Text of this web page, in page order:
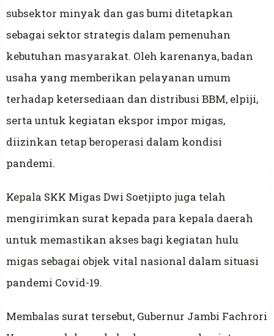
subsektor minyak dan gas bumi ditetapkan
sebagai sektor strategis dalam pemenuhan
kebutuhan masyarakat. Oleh karenanya, badan
usaha yang memberikan pelayanan umum
terhadap ketersediaan dan distribusi BBM, elpiji,
serta untuk kegiatan ekspor impor migas,
diizinkan tetap beroperasi dalam kondisi
pandemi.
Kepala SKK Migas Dwi Soetjipto juga telah
mengirimkan surat kepada para kepala daerah
untuk memastikan akses bagi kegiatan hulu
migas sebagai objek vital nasional dalam situasi
pandemi Covid-19.
Membalas surat tersebut, Gubernur Jambi Fachrori